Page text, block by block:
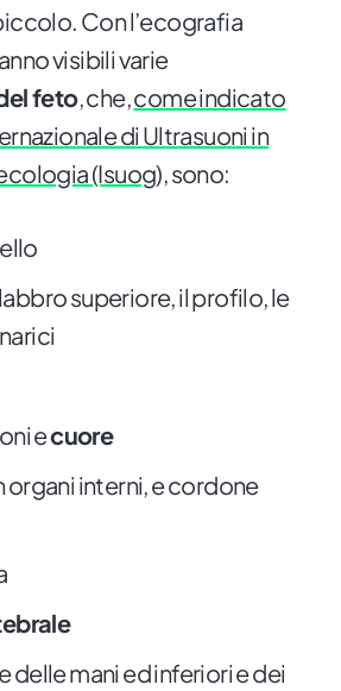
Con l’ecografia
visibili varie
feto, che,come indicato
di Ultrasuoni in
(Isuog), sono:
superiore, il profilo, le
ecuore
interni, e cordone
delle mani ed inferiori e dei